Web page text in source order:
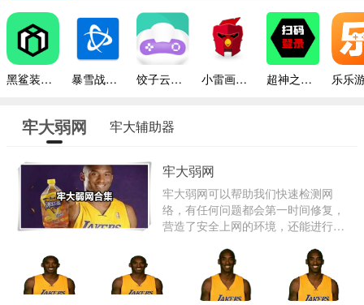
黑鲨装备箱最新版本 暴雪战网手机版 饺子云游戏平台 小雷画质修改器助手 超神之家扫码
牢大弱网 牢大辅助器
牢大弱网
牢大弱网可以帮助我们快速检测网
络，有任何问题都会第一时间修复，
营造了安全上网的环境，还能进行简
也不会有病毒的出现，大家可以放心
下载使用，快来爱东东下载需要的版
本吧。